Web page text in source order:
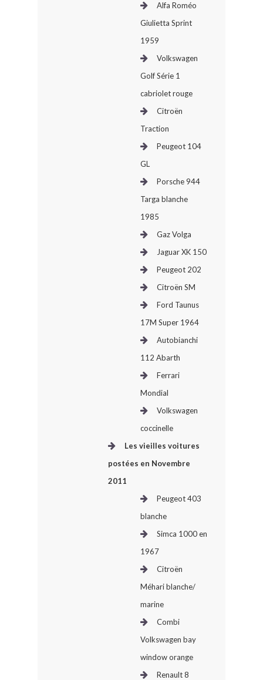
Alfa Roméo
Giulietta Sprint
1959
Volkswagen
Golf Série 1
cabriolet rouge
Citroën
Traction
Peugeot 104
GL
Porsche 944
Targa blanche
1985
Gaz Volga
Jaguar XK 150
Peugeot 202
Citroën SM
Ford Taunus
17M Super 1964
Autobianchi
112 Abarth
Ferrari
Mondial
Volkswagen
coccinelle
Les vieilles voitures
postées en Novembre
2011
Peugeot 403
blanche
Simca 1000 en
1967
Citroën
Méhari blanche/
marine
Combi
Volkswagen bay
window orange
Renault 8